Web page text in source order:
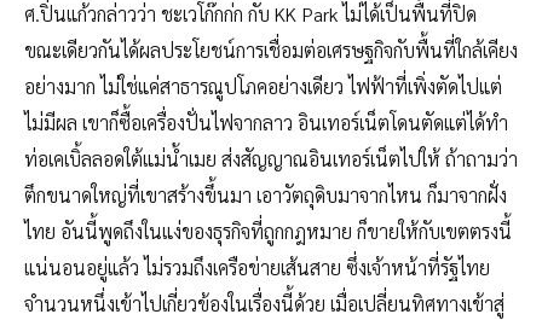
ศ.ปิ่นแก้วกล่าวว่า ชะเวโก๊กก่ก กับ KK Park ไม่ได้เป็นพื้นที่ปิด
ขณะเดียวกันได้ผลประโยชน์การเชื่อมต่อเศรษฐกิจกับพื้นที่ใกล้เคียง
อย่างมาก ไม่ใช่แค่สาธารณูปโภคอย่างเดียว ไฟฟ้าที่เพิ่งตัดไปแต่
ไม่มีผล เขาก็ซื้อเครื่องปั่นไฟจากลาว อินเทอร์เน็ตโดนตัดแต่ได้ทำ
ท่อเคเบิ้ลลอดใต้แม่น้ำเมย ส่งสัญญาณอินเทอร์เน็ตไปให้ ถ้าถามว่า
ตึกขนาดใหญ่ที่เขาสร้างขึ้นมา เอาวัตถุดิบมาจากไหน ก็มาจากฝั่ง
ไทย อันนี้พูดถึงในแง่ของธุรกิจที่ถูกกฎหมาย ก็ขายให้กับเขตตรงนี้
แน่นอนอยู่แล้ว ไม่รวมถึงเครือข่ายเส้นสาย ซึ่งเจ้าหน้าที่รัฐไทย
จำนวนหนึ่งเข้าไปเกี่ยวข้องในเรื่องนี้ด้วย เมื่อเปลี่ยนทิศทางเข้าสู่